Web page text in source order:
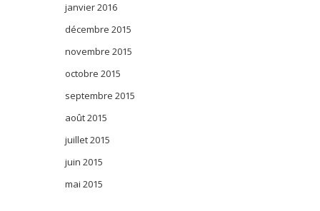
janvier 2016
décembre 2015
novembre 2015
octobre 2015
septembre 2015
août 2015
juillet 2015
juin 2015
mai 2015